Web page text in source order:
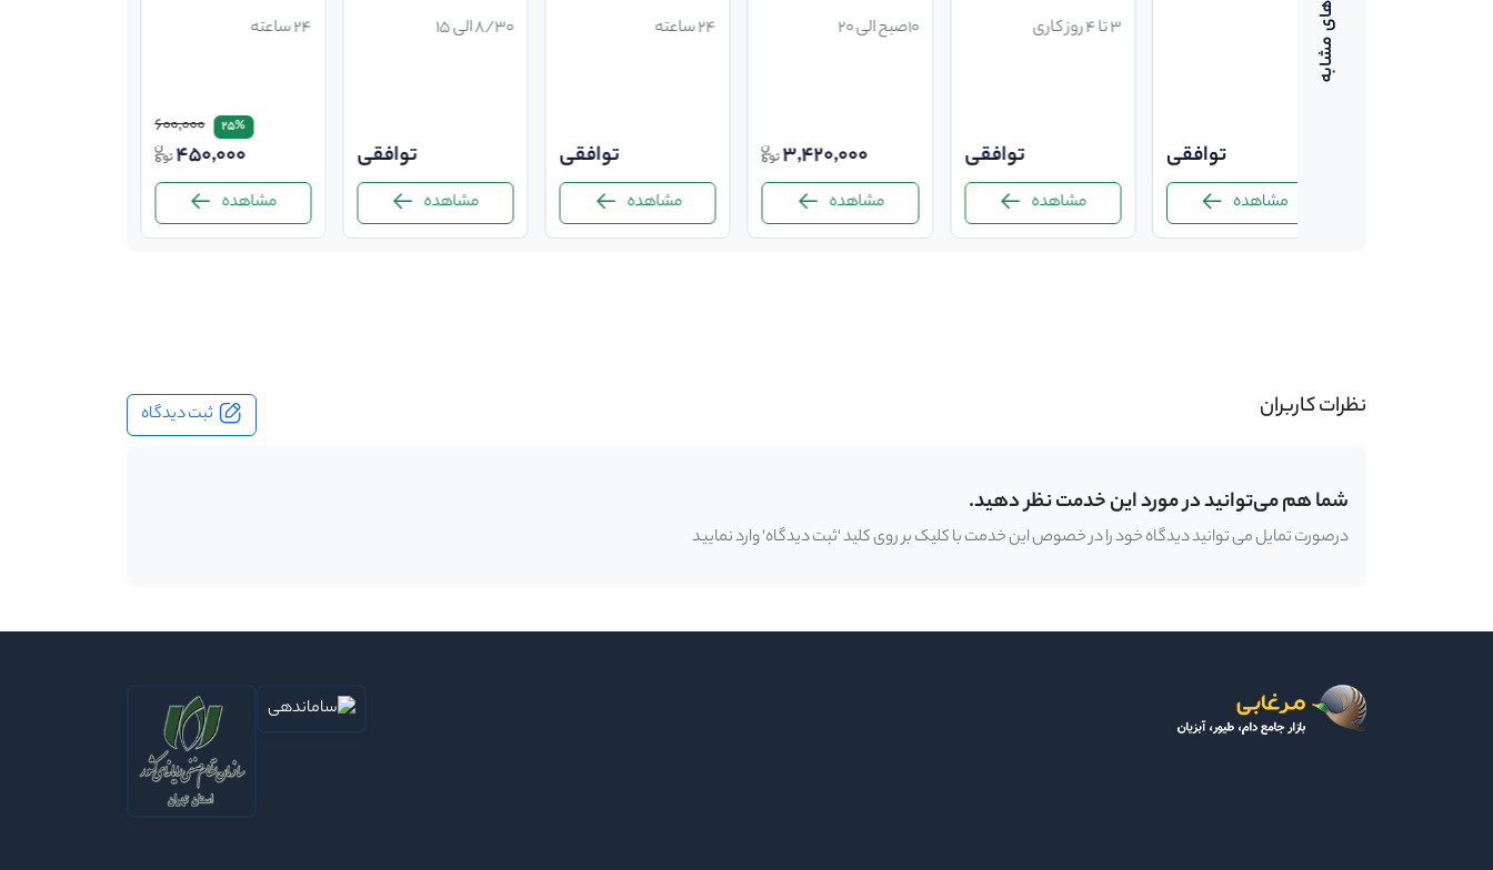
توافقی
مشاهده
روش pcr)3 تا 4 روز کاری
توافقی
مشاهده
10صبح الی 20
3,420,000
مشاهده
24 ساعته
توافقی
مشاهده
8/30 الی 15
توافقی
مشاهده
24 ساعته
25%
600,000
450,000
مشاهده
نظرات کاربران ثبت دیدگاه
شما هم می‌توانید در مورد این خدمت نظر دهید.
درصورت تمایل می توانید دیدگاه خود را در خصوص این خدمت با کلیک بر روی کلید 'ثبت دیدگاه' وارد نمایید